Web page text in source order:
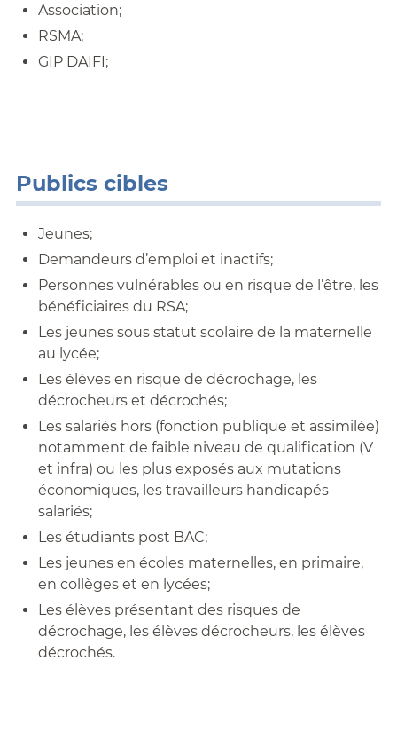
Association;
RSMA;
GIP DAIFI;
Publics cibles
Jeunes;
Demandeurs d’emploi et inactifs;
Personnes vulnérables ou en risque de l’être, les
bénéficiaires du RSA;
Les jeunes sous statut scolaire de la maternelle
au lycée;
Les élèves en risque de décrochage, les
décrocheurs et décrochés;
Les salariés hors (fonction publique et assimilée)
notamment de faible niveau de qualification (V
et infra) ou les plus exposés aux mutations
économiques, les travailleurs handicapés
salariés;
Les étudiants post BAC;
Les jeunes en écoles maternelles, en primaire,
en collèges et en lycées;
Les élèves présentant des risques de
décrochage, les élèves décrocheurs, les élèves
décrochés.